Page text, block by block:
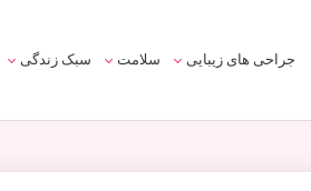
جراحی های زیبایی سلامت سبک زندگی